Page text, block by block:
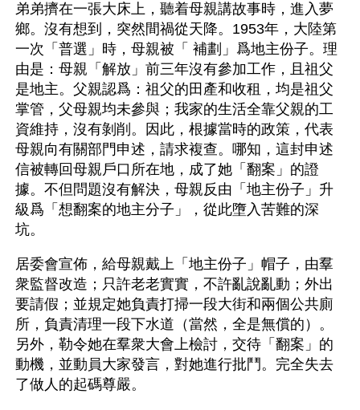
弟弟擠在一張大床上，聽着母親講故事時，進入夢
鄉。沒有想到，突然間禍從天降。1953年，大陸第
一次「普選」時，母親被「 補劃」爲地主份子。理
由是：母親「解放」前三年沒有參加工作，且祖父
是地主。父親認爲：祖父的田產和收租，均是祖父
掌管，父母親均未參與；我家的生活全靠父親的工
資維持，沒有剝削。因此，根據當時的政策，代表
母親向有關部門申述，請求複查。哪知，這封申述
信被轉回母親戶口所在地，成了她「翻案」的證
據。不但問題沒有解決，母親反由「地主份子」升
級爲「想翻案的地主分子」，從此墮入苦難的深
坑。
居委會宣佈，給母親戴上「地主份子」帽子，由羣
衆監督改造；只許老老實實，不許亂說亂動；外出
要請假；並規定她負責打掃一段大街和兩個公共廁
所，負責清理一段下水道（當然，全是無償的）。
另外，勒令她在羣衆大會上檢討，交待「翻案」的
動機，並動員大家發言，對她進行批鬥。完全失去
了做人的起碼尊嚴。